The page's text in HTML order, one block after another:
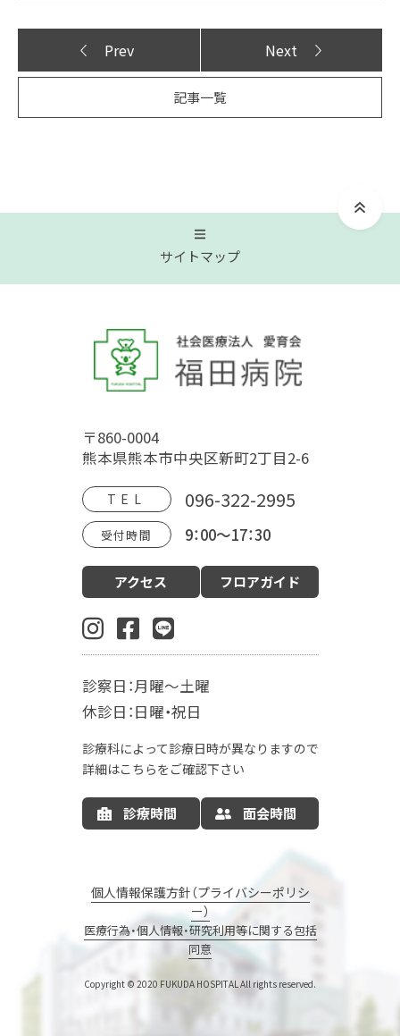
Prev Next
記事一覧
サイトマップ
トップページ
病院概要 福田病院の歴史
HOSPITAL MOVIE
診療案内
婦人科・更年期外来
肛門外科
麻酔科
お産の入院について
お部屋について
お食事について
LDR
MFICU
新生児センター
出産の流れ
出産方法
里帰り出産
病院情報の公開 産後ケア
マタニティサポート
ナーサリーコアラ
コアラウェルネス
コアラウェルネスのご予約
エステサロン
母親・両親学級
〒860-0004
熊本県熊本市中央区新町2丁目2-6
TEL 096-322-2995
受付時間 9：00～17：30
アクセス フロアガイド
診察日：月曜～土曜
休診日：日曜・祝日
診療科によって診療日時が異なりますので
詳細はこちらをご確認下さい
診療時間 面会時間
個人情報保護方針（プライバシーポリシ
ー）
医療行為・個人情報・研究利用等に関する包括
同意
Copyright © 2020 FUKUDA HOSPITALAll rights reserved.